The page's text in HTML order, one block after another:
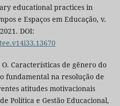
educational practices in
e Espaços em Educação, v.
DOI:
O. Características de gênero do
fundamental na resolução de
atitudes motivacionais
Política e Gestão Educacional,